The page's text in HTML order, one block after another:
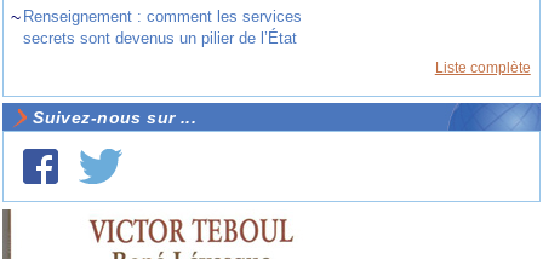
~ Renseignement : comment les services
secrets sont devenus un pilier de l’État
Liste complète
Suivez-nous sur ...